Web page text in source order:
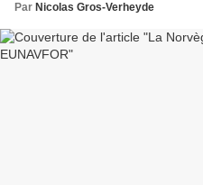
Par Nicolas Gros-Verheyde